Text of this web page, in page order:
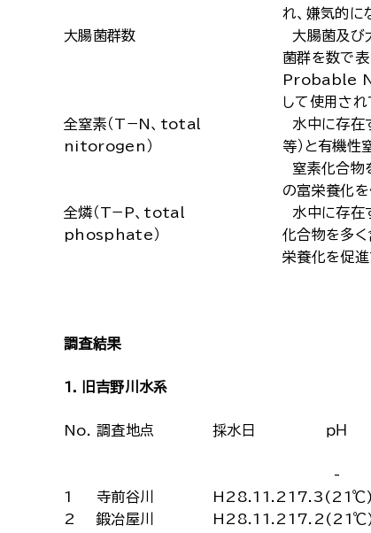
れ、嫌気的に
大腸菌群数
大腸菌及び
菌群を数で
Probable
して使用され
全窒素（T−N、total
nitorogen）
水中に存在
等）と有機性
窒素化合物
の富栄養化を
全燐（T−P、total
phosphate）
水中に存在
化合物を多く
栄養化を促進
調査結果
1．旧吉野川水系
No. 調査地点 採水日 ｐＨ
-
1
寺前谷川 H28.11.21 7.3(21℃)
2
鍛冶屋川 H28.11.21